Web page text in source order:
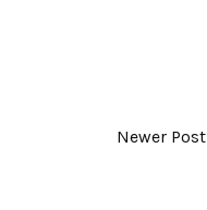
Newer Post